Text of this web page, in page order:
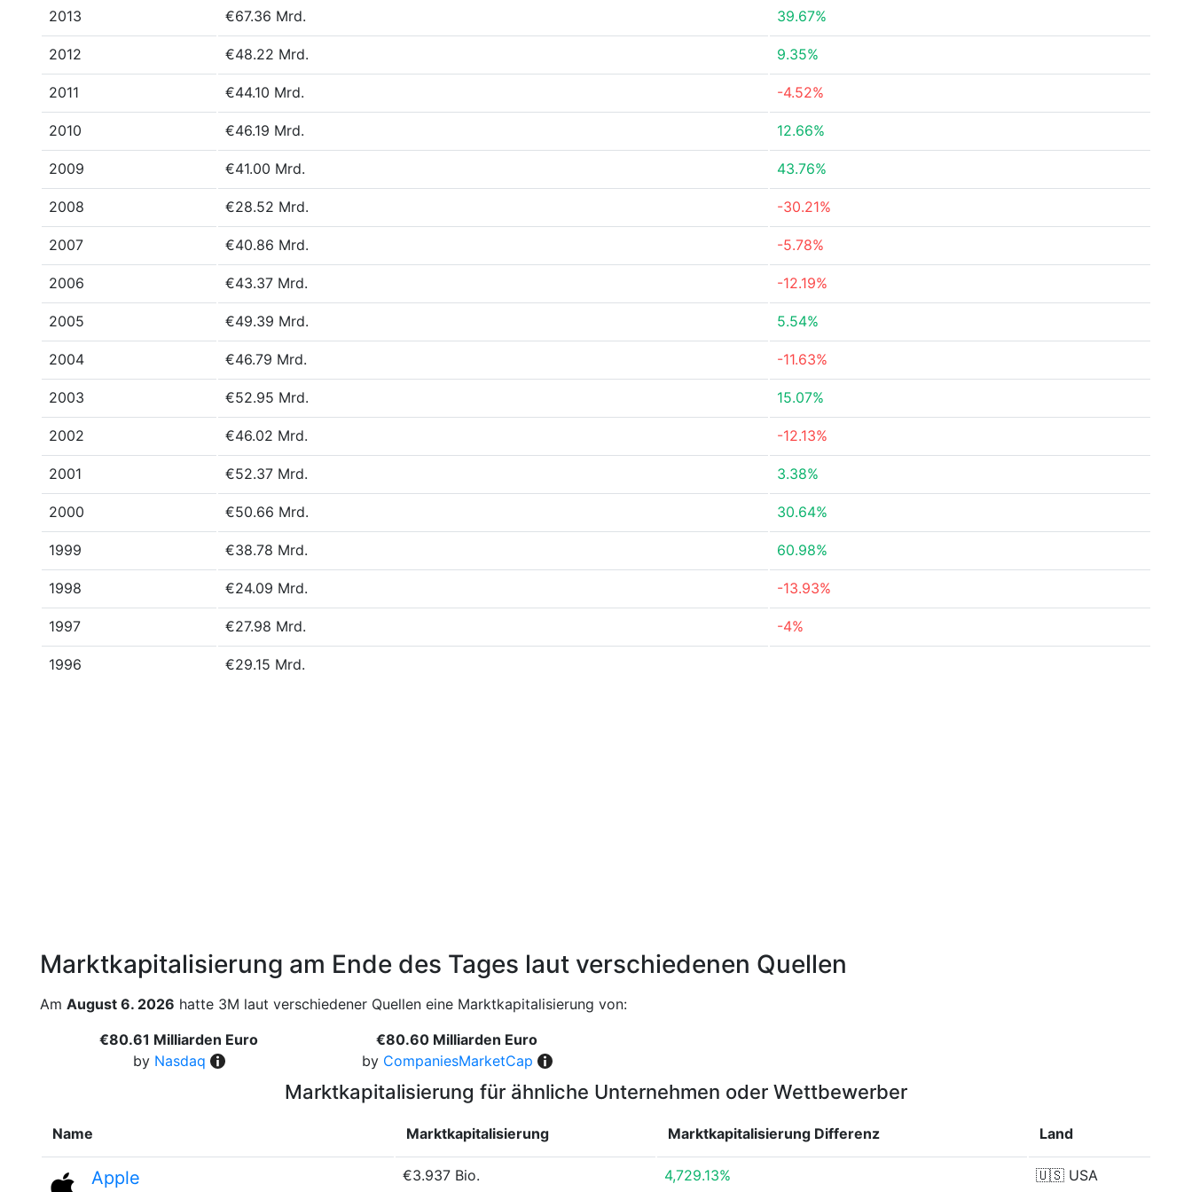
2013 €67.36 Mrd. 39.67%
2012 €48.22 Mrd. 9.35%
2011 €44.10 Mrd. -4.52%
2010 €46.19 Mrd. 12.66%
2009 €41.00 Mrd. 43.76%
2008 €28.52 Mrd. -30.21%
2007 €40.86 Mrd. -5.78%
2006 €43.37 Mrd. -12.19%
2005 €49.39 Mrd. 5.54%
2004 €46.79 Mrd. -11.63%
2003 €52.95 Mrd. 15.07%
2002 €46.02 Mrd. -12.13%
2001 €52.37 Mrd. 3.38%
2000 €50.66 Mrd. 30.64%
1999 €38.78 Mrd. 60.98%
1998 €24.09 Mrd. -13.93%
1997 €27.98 Mrd. -4%
1996 €29.15 Mrd.
Marktkapitalisierung am Ende des Tages laut verschiedenen Quellen
Am August 6. 2026 hatte 3M laut verschiedener Quellen eine Marktkapitalisierung von:
€80.61 Milliarden Euro
by Nasdaq
€80.60 Milliarden Euro
by CompaniesMarketCap
Marktkapitalisierung für ähnliche Unternehmen oder Wettbewerber
Name Marktkapitalisierung Marktkapitalisierung Differenz Land
Apple €3.937 Bio. 4,729.13% 🇺🇸 USA